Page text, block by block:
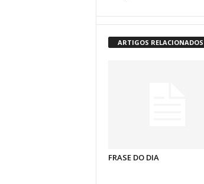
ARTIGOS RELACIONADOS
FRASE DO DIA